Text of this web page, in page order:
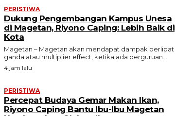
PERISTIWA
Dukung Pengembangan Kampus Unesa
di Magetan, Riyono Caping: Lebih Baik di
Kota
Magetan – Magetan akan mendapat dampak berlipat
ganda atau multiplier effect, ketika ada perguruan...
4 jam lalu
PERISTIWA
Percepat Budaya Gemar Makan Ikan,
Riyono Caping Bantu Ibu-Ibu Magetan